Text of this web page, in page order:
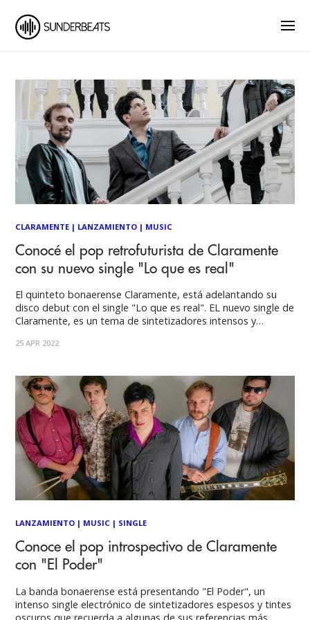
CLARAMENTE | LANZAMIENTO | MUSIC
Conocé el pop retrofuturista de Claramente
con su nuevo single "Lo que es real"
El quinteto bonaerense Claramente, está adelantando su
disco debut con el single "Lo que es real". EL nuevo single de
Claramente, es un tema de sintetizadores intensos y
orientada a la pista de baile que los caracteriza, así como su
25 APR 2022
LANZAMIENTO | MUSIC | SINGLE
Conoce el pop introspectivo de Claramente
con "El Poder"
La banda bonaerense está presentando "El Poder", un
intenso single electrónico de sintetizadores espesos y tintes